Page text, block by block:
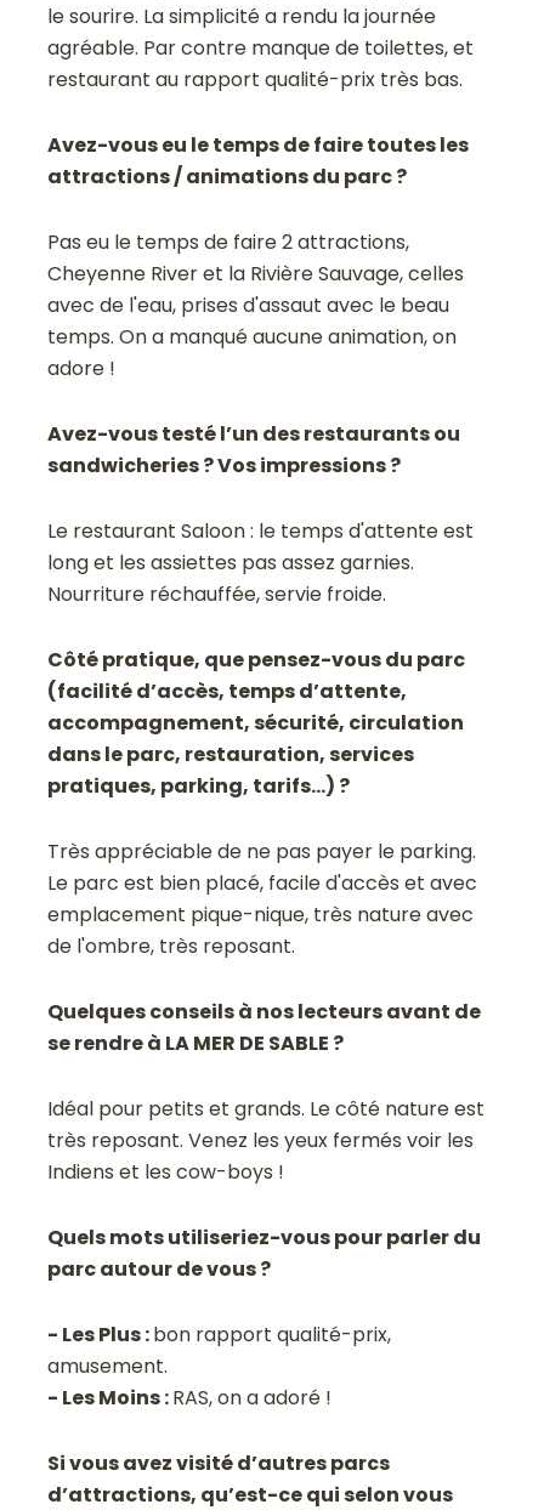
le sourire. La simplicité a rendu la journée
agréable. Par contre manque de toilettes, et
restaurant au rapport qualité-prix très bas.
Avez-vous eu le temps de faire toutes les
attractions / animations du parc ?
Pas eu le temps de faire 2 attractions,
Cheyenne River et la Rivière Sauvage, celles
avec de l'eau, prises d'assaut avec le beau
temps. On a manqué aucune animation, on
adore !
Avez-vous testé l’un des restaurants ou
sandwicheries ? Vos impressions ?
Le restaurant Saloon : le temps d'attente est
long et les assiettes pas assez garnies.
Nourriture réchauffée, servie froide.
Côté pratique, que pensez-vous du parc
(facilité d’accès, temps d’attente,
accompagnement, sécurité, circulation
dans le parc, restauration, services
pratiques, parking, tarifs…) ?
Très appréciable de ne pas payer le parking.
Le parc est bien placé, facile d'accès et avec
emplacement pique-nique, très nature avec
de l'ombre, très reposant.
Quelques conseils à nos lecteurs avant de
se rendre à LA MER DE SABLE ?
Idéal pour petits et grands. Le côté nature est
très reposant. Venez les yeux fermés voir les
Indiens et les cow-boys !
Quels mots utiliseriez-vous pour parler du
parc autour de vous ?
- Les Plus :bon rapport qualité-prix,
amusement.
- Les Moins :RAS, on a adoré !
Si vous avez visité d’autres parcs
d’attractions, qu’est-ce qui selon vous